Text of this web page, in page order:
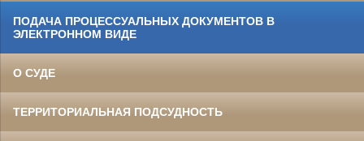
ПОДАЧА ПРОЦЕССУАЛЬНЫХ ДОКУМЕНТОВ В
ЭЛЕКТРОННОМ ВИДЕ
О СУДЕ
ТЕРРИТОРИАЛЬНАЯ ПОДСУДНОСТЬ